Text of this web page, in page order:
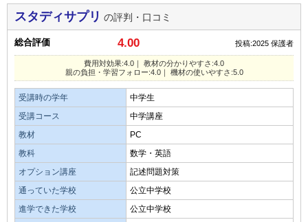
良いところや要望
良い点は自分のやる気次第でどんどんと成績が伸びると思い
ます。子供自身のやる気次第です
総合評価
総合的な評価としては良いと思います。学習塾との併用でも
いいかなと思いました
教材の難易度
易しい 平均 難しい
演習問題の量
総合評価
自分のやりたいときにやれるので時間の制約がないのが良か
ったと思う。
教材の難易度
易しい 平均 難しい
演習問題の量
少ない 平均 多い
口コミ投稿者ID:2678543
不適切な口コミを報告する
月額料金
8,000～10,000円／月
費用対効果
安くとても助かりました。
目的を果たせたか
子供が自分で塾ではなく、WEBの講義を受けたいと言って
きて、自分で探したものを受講して希望校に合格した。
オプション講座の満足度
世界史の講座を受講していましたが、好きな時間に受講でき
ることが子供にとって良かったのだと思います。
スタディサプリ の評判・口コミ
総合評価 4.00 投稿:2025 保護者
費用対効果:4.0｜ 教材の分かりやすさ:4.0
親の負担・学習フォロー:4.0｜ 機材の使いやすさ:5.0
受講時の学年
中学生
受講コース
中学講座
教材
PC
教科
数学・英語
オプション講座
記述問題対策
通っていた学校
公立中学校
進学できた学校
公立中学校